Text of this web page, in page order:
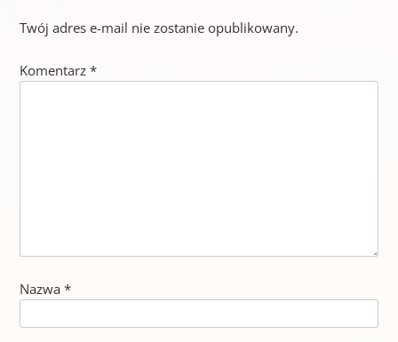
Twój adres e-mail nie zostanie opublikowany.
Komentarz *
Nazwa *